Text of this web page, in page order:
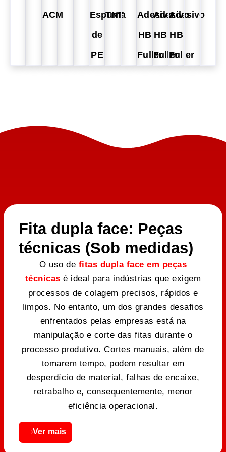
ACM
Espuma
de
PE
TNT
Adesivo
HB
Fuller
Adesivo
HB
Fuller
Adesivo
HB
Fuller
Fita dupla face: Peças
técnicas (Sob medidas)
O uso de fitas dupla face em peças
técnicas é ideal para indústrias que exigem
processos de colagem precisos, rápidos e
limpos. No entanto, um dos grandes desafios
enfrentados pelas empresas está na
manipulação e corte das fitas durante o
processo produtivo. Cortes manuais, além de
tomarem tempo, podem resultar em
desperdício de material, falhas de encaixe,
retrabalho e, consequentemente, menor
eficiência operacional.
Ver mais